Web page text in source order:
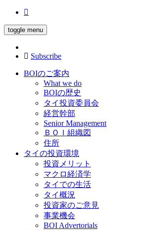
toggle menu
Subscribe
BOIのご案内
What we do
BOIの歴史
タイ投資委員会
経営幹部
Senior Management
ＢＯＩ組織図
住所
タイの投資環境
投資メリット
マクロ経済学
タイでの生活
タイ概況
投資家のご意見
事業機会
BOI Advertorials